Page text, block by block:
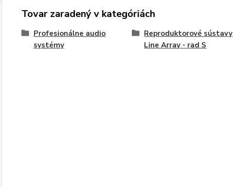
Tovar zaradený v kategóriách
Profesionálne audio
systémy
Reproduktorové sústavy
Line Array - rad S